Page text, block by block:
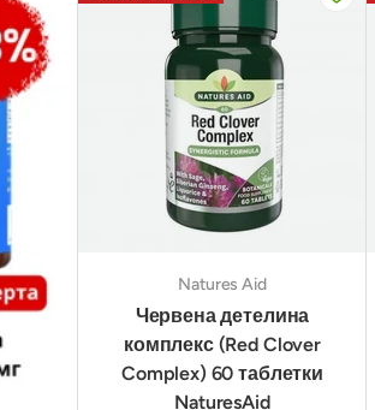
Natures Aid
Червена детелина
комплекс (Red Clover
Complex) 60 таблетки
NaturesAid